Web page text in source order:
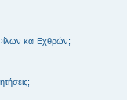
και Εχθρών;